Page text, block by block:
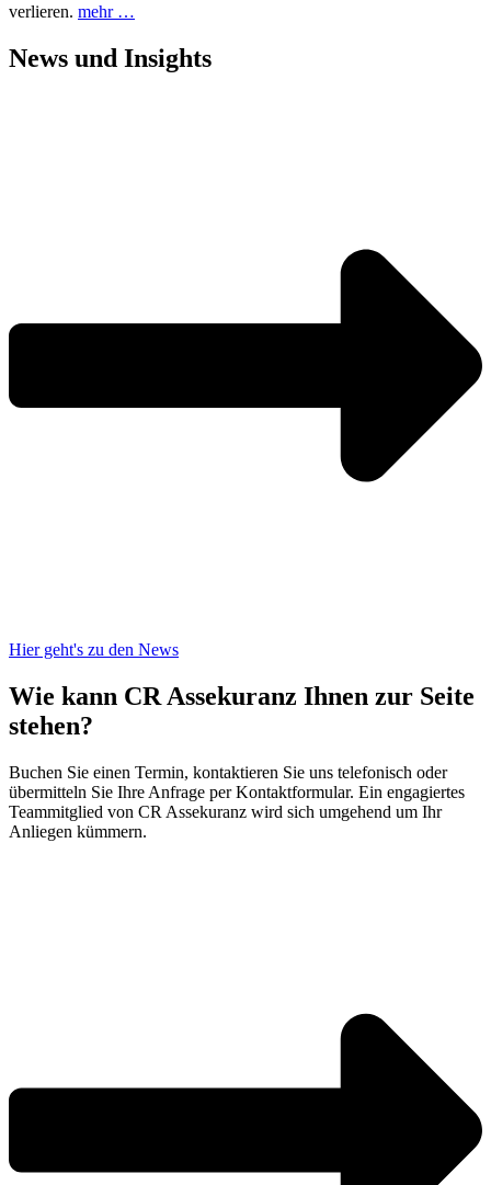
verlieren. mehr …
News und Insights
Hier geht's zu den News
Wie kann CR Assekuranz Ihnen zur Seite
stehen?
Buchen Sie einen Termin, kontaktieren Sie uns telefonisch oder
übermitteln Sie Ihre Anfrage per Kontaktformular. Ein engagiertes
Teammitglied von CR Assekuranz wird sich umgehend um Ihr
Anliegen kümmern.